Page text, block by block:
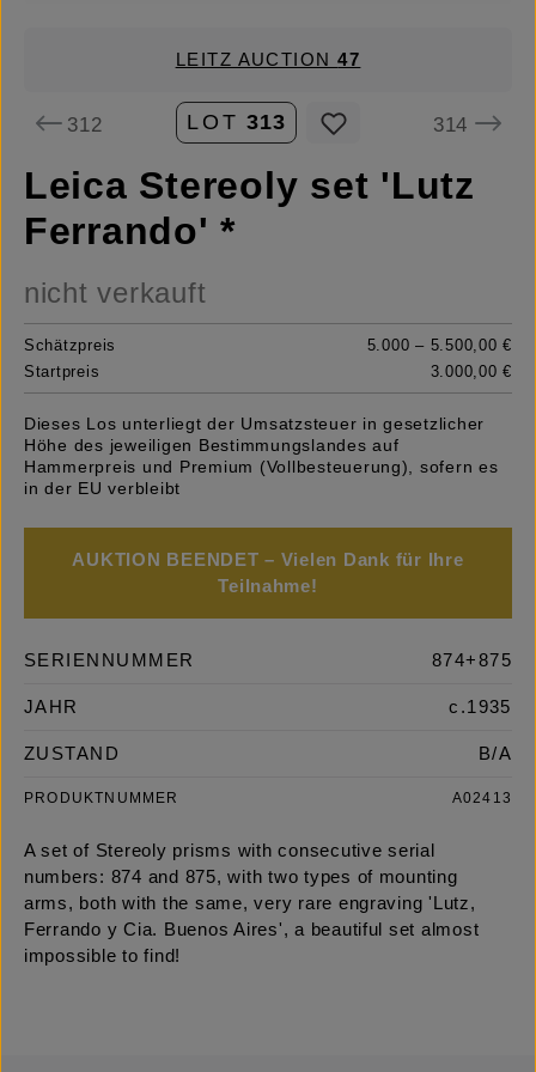
LEITZ AUCTION47
312 LOT 313 314
Leica Stereoly set 'Lutz
Ferrando' *
nicht verkauft
Schätzpreis
5.000 – 5.500,00 €
Startpreis
3.000,00 €
Dieses Los unterliegt der Umsatzsteuer in gesetzlicher
Höhe des jeweiligen Bestimmungslandes auf
Hammerpreis und Premium (Vollbesteuerung), sofern es
in der EU verbleibt
AUKTION BEENDET – Vielen Dank für Ihre
Teilnahme!
SERIENNUMMER 874+875
JAHR c.1935
ZUSTAND B/A
PRODUKTNUMMER A02413
A set of Stereoly prisms with consecutive serial
numbers: 874 and 875, with two types of mounting
arms, both with the same, very rare engraving 'Lutz,
Ferrando y Cia. Buenos Aires', a beautiful set almost
impossible to find!